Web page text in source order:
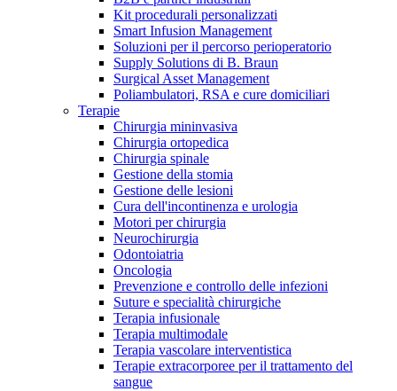
Catalogo prodotti
Trova il prodotto che stai cercando. Visita il catalogo B.
Braun con il nostro portfolio completo.
Hai domande o richieste? Scrivici per entrare subito in
contatto con un nostro referente.
Kit procedurali personalizzati
Smart Infusion Management
Soluzioni per il percorso perioperatorio
Supply Solutions di B. Braun
Surgical Asset Management
Poliambulatori, RSA e cure domiciliari
Terapie
Chirurgia mininvasiva
Chirurgia ortopedica
Chirurgia spinale
Gestione della stomia
Gestione delle lesioni
Cura dell'incontinenza e urologia
Motori per chirurgia
Neurochirurgia
Odontoiatria
Oncologia
Prevenzione e controllo delle infezioni
Suture e specialità chirurgiche
Terapia infusionale
Terapia multimodale
Terapia vascolare interventistica
Terapie extracorporee per il trattamento del
sangue